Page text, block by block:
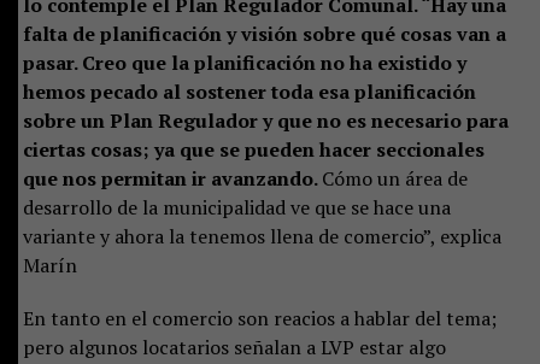
falta de planificación y visión sobre qué cosas van a
pasar. Creo que la planificación no ha existido y
hemos pecado al sostener toda esa planificación
sobre un Plan Regulador y que no es necesario para
ciertas cosas; ya que se pueden hacer seccionales
que nos permitan ir avanzando.Cómo un área de
desarrollo de la municipalidad ve que se hace una
variante y ahora la tenemos llena de comercio”, explica
Marín
En tanto en el comercio son reacios a hablar del tema;
pero algunos locatarios señalan a LVP estar algo